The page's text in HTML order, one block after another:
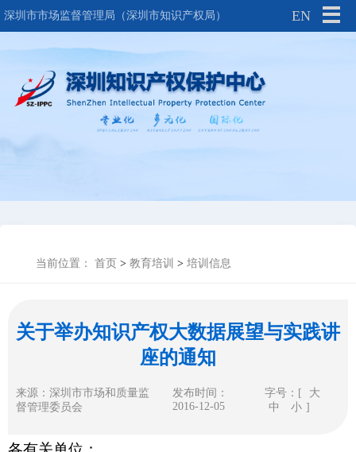
深圳市市场监督管理局（深圳市知识产权局） EN
当前位置： 首页 > 教育培训 > 培训信息
关于举办知识产权大数据展望与实践讲
座的通知
来源：深圳市市场和质量监
督管理委员会
发布时间：
2016-12-05
字号：[
大
中
小 ]